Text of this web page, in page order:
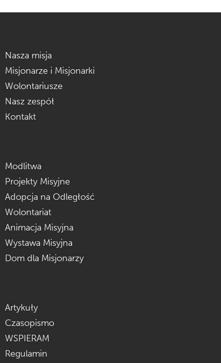
Nasza misja
Misjonarze i Misjonarki
Wolontariusze
Nasz zespół
Kontakt
Modlitwa
Projekty Misyjne
Adopcja na Odległość
Wolontariat
Animacja Misyjna
Wystawa Misyjna
Dom dla Misjonarzy
Artykuły
Czasopismo
WSPIERAM
Regulamin